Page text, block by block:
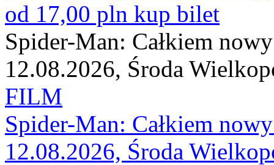
od 17,00 pln kup bilet
Spider-Man: Całkiem
12.08.2026, Środa
FILM
Spider-Man: Całkiem
12.08.2026, Środa